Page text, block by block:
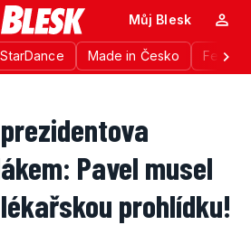
StarDance Made in Česko
Můj Blesk
Pavel musel
prohlídku!